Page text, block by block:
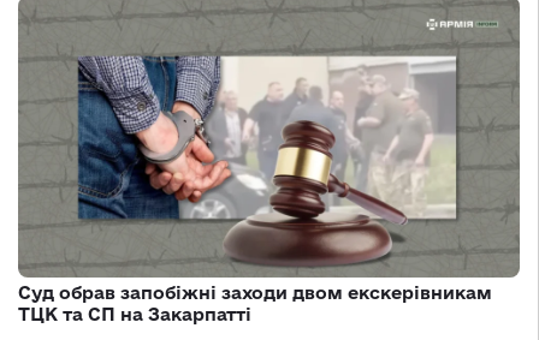
Суд обрав запобіжні заходи двом екскерівникам
ТЦК та СП на Закарпатті